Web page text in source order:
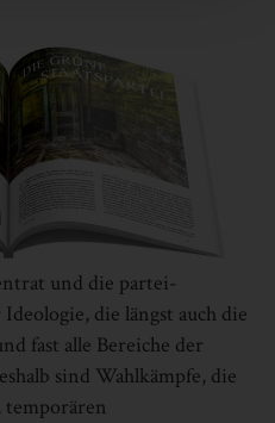
und die partei-
die längst auch die
fast alle Bereiche der
sind Wahlkämpfe, die
temporären